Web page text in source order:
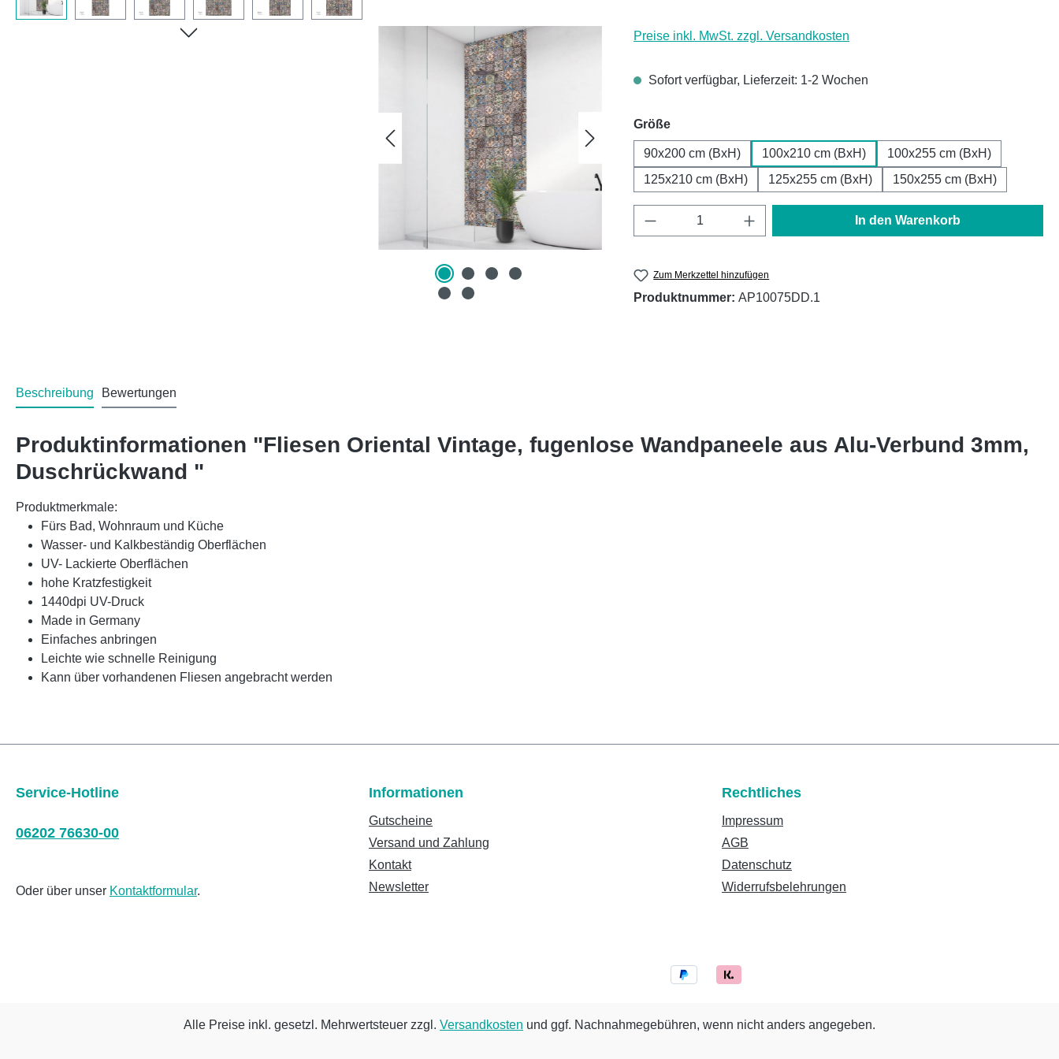
Preise inkl. MwSt. zzgl. Versandkosten
Sofort verfügbar, Lieferzeit: 1-2 Wochen
Größeauswählen
90x200 cm (BxH) 100x210 cm (BxH)
100x255 cm (BxH)
125x210 cm (BxH)
125x255 cm (BxH) 150x255 cm (BxH)
Produkt Anzahl: Gib den gewünschten Wert ein
In den Warenkorb
Zum Merkzettel hinzufügen
Produktnummer: AP10075DD.1
Beschreibung Bewertungen
Produktinformationen "Fliesen Oriental Vintage, fugenlose Wandpaneele aus Alu-Verbund 3mm,
Duschrückwand "
Produktmerkmale:
Fürs Bad, Wohnraum und Küche
Wasser- und Kalkbeständig Oberflächen
UV- Lackierte Oberflächen
hohe Kratzfestigkeit
1440dpi UV-Druck
Made in Germany
Einfaches anbringen
Leichte wie schnelle Reinigung
Kann über vorhandenen Fliesen angebracht werden
Service-Hotline
06202 76630-00
Oder über unser Kontaktformular.
Informationen
Gutscheine
Versand und Zahlung
Kontakt
Newsletter
Rechtliches
Impressum
AGB
Datenschutz
Widerrufsbelehrungen
Alle Preise inkl. gesetzl. Mehrwertsteuer zzgl. Versandkosten und ggf. Nachnahmegebühren, wenn nicht anders angegeben.